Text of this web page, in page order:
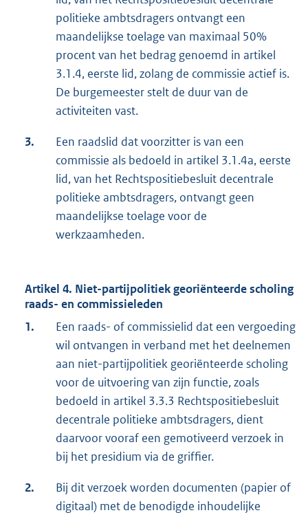
politieke ambtsdragers ontvangt een
maandelijkse toelage van maximaal 50%
procent van het bedrag genoemd in artikel
3.1.4, eerste lid, zolang de commissie actief is.
De burgemeester stelt de duur van de
activiteiten vast.
3.
Een raadslid dat voorzitter is van een
commissie als bedoeld in artikel 3.1.4a, eerste
lid, van het Rechtspositiebesluit decentrale
politieke ambtsdragers, ontvangt geen
maandelijkse toelage voor de
werkzaamheden.
Artikel 4. Niet-partijpolitiek georiënteerde scholing
raads- en commissieleden
1.
Een raads- of commissielid dat een vergoeding
wil ontvangen in verband met het deelnemen
aan niet-partijpolitiek georiënteerde scholing
voor de uitvoering van zijn functie, zoals
bedoeld in artikel 3.3.3 Rechtspositiebesluit
decentrale politieke ambtsdragers, dient
daarvoor vooraf een gemotiveerd verzoek in
bij het presidium via de griffier.
2.
Bij dit verzoek worden documenten (papier of
digitaal) met de benodigde inhoudelijke